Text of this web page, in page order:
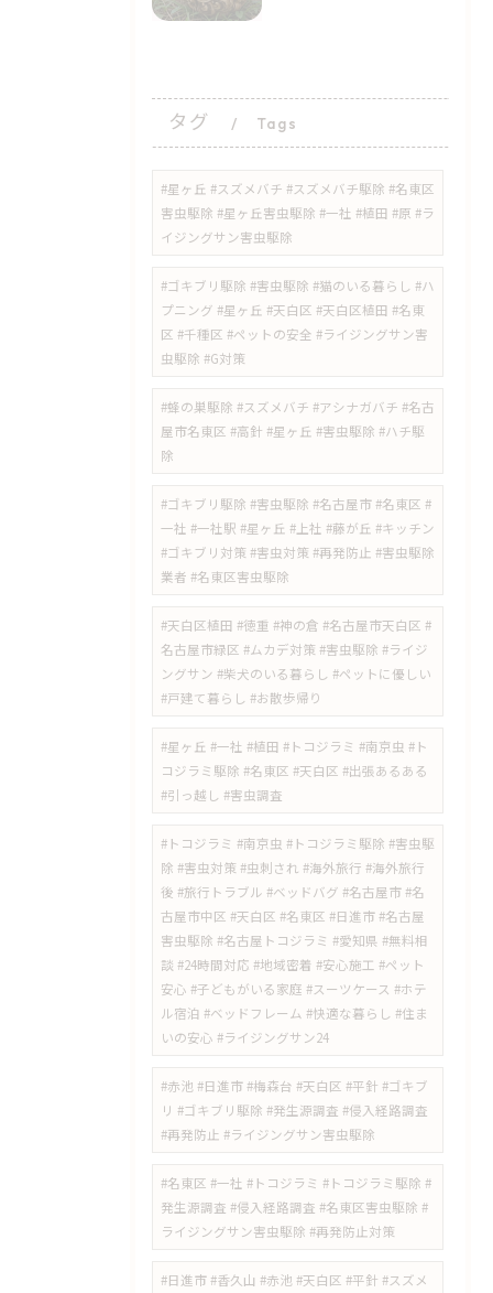
タグ Tags
#星ヶ丘 #スズメバチ #スズメバチ駆除 #名東区
害虫駆除 #星ヶ丘害虫駆除 #一社 #植田 #原 #ラ
イジングサン害虫駆除
​#ゴキブリ駆除 #害虫駆除 #猫のいる暮らし #ハ
プニング #星ヶ丘 #天白区 #天白区植田 #名東
区 #千種区 #ペットの安全 #ライジングサン害
虫駆除 #G対策
#蜂の巣駆除 #スズメバチ #アシナガバチ #名古
屋市名東区 #高針 #星ヶ丘 #害虫駆除 #ハチ駆
除
#ゴキブリ駆除 #害虫駆除 #名古屋市 #名東区 #
一社 #一社駅 #星ヶ丘 #上社 #藤が丘 #キッチン
#ゴキブリ対策 #害虫対策 #再発防止 #害虫駆除
業者 #名東区害虫駆除
#天白区植田 #徳重 #神の倉 #名古屋市天白区 #
名古屋市緑区 #ムカデ対策 #害虫駆除 #ライジ
ングサン #柴犬のいる暮らし #ペットに優しい
#戸建て暮らし #お散歩帰り
#星ヶ丘 #一社 #植田 #トコジラミ #南京虫 #ト
コジラミ駆除 #名東区 #天白区 #出張あるある
#引っ越し #害虫調査
#トコジラミ #南京虫 #トコジラミ駆除 #害虫駆
除 #害虫対策 #虫刺され #海外旅行 #海外旅行
後 #旅行トラブル #ベッドバグ #名古屋市 #名
古屋市中区 #天白区 #名東区 #日進市 #名古屋
害虫駆除 #名古屋トコジラミ #愛知県 #無料相
談 #24時間対応 #地域密着 #安心施工 #ペット
安心 #子どもがいる家庭 #スーツケース #ホテ
ル宿泊 #ベッドフレーム #快適な暮らし #住ま
いの安心 #ライジングサン24
#赤池 #日進市 #梅森台 #天白区 #平針 #ゴキブ
リ #ゴキブリ駆除 #発生源調査 #侵入経路調査
#再発防止 #ライジングサン害虫駆除
#名東区 #一社 #トコジラミ #トコジラミ駆除 #
発生源調査 #侵入経路調査 #名東区害虫駆除 #
ライジングサン害虫駆除 #再発防止対策
#日進市 #香久山 #赤池 #天白区 #平針 #スズメ